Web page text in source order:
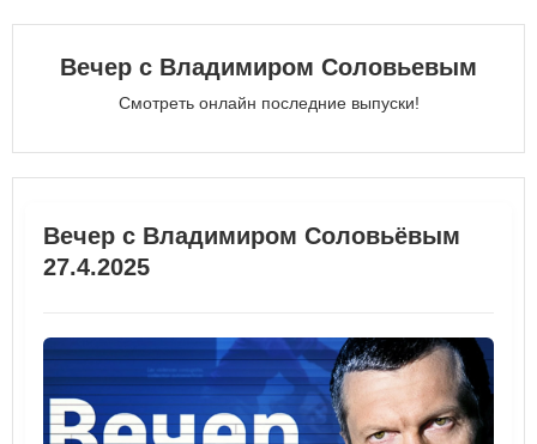
Вечер с Владимиром Соловьевым
Смотреть онлайн последние выпуски!
Вечер с Владимиром Соловьёвым
27.4.2025